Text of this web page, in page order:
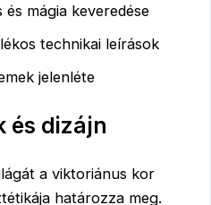
mágia keveredése
technikai leírások
jelenléte
és dizájn
a viktoriánus kor
határozza meg.